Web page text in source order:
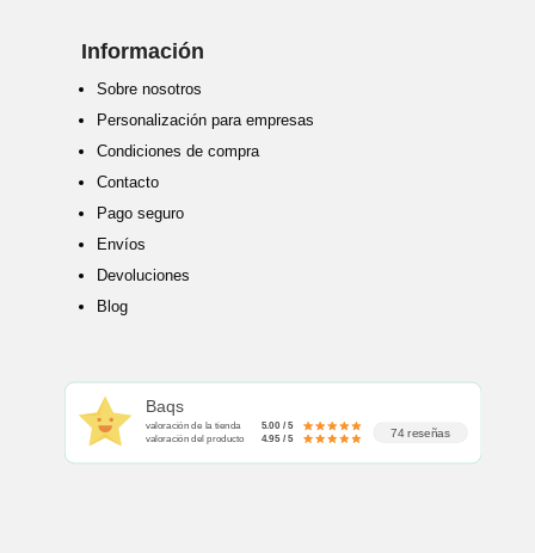
Información
Sobre nosotros
Personalización para empresas
Condiciones de compra
Contacto
Pago seguro
Envíos
Devoluciones
Blog
Baqs
valoración de la tienda 5.00 / 5
valoración del producto 4.95 / 5 74 reseñas